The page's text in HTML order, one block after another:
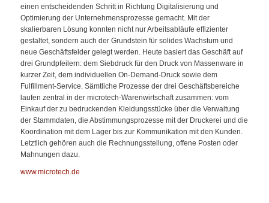
einen entscheidenden Schritt in Richtung Digitalisierung und
Optimierung der Unternehmensprozesse gemacht. Mit der
skalierbaren Lösung konnten nicht nur Arbeitsabläufe effizienter
gestaltet, sondern auch der Grundstein für solides Wachstum und
neue Geschäftsfelder gelegt werden. Heute basiert das Geschäft auf
drei Grundpfeilern: dem Siebdruck für den Druck von Massenware in
kurzer Zeit, dem individuellen On-Demand-Druck sowie dem
Fulfillment-Service. Sämtliche Prozesse der drei Geschäftsbereiche
laufen zentral in der microtech-Warenwirtschaft zusammen: vom
Einkauf der zu bedruckenden Kleidungsstücke über die Verwaltung
der Stammdaten, die Abstimmungsprozesse mit der Druckerei und die
Koordination mit dem Lager bis zur Kommunikation mit den Kunden.
Letztlich gehören auch die Rechnungsstellung, offene Posten oder
Mahnungen dazu.
www.microtech.de